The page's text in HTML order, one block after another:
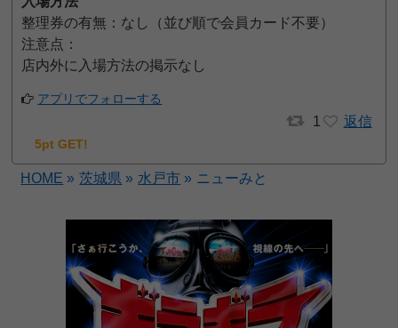
整理券の有無：なし（並び順で会員カード不要）
注意点：
店内外に入場方法の掲示なし
アプリでフォローする
1 返信
5pt GET!
HOME » 茨城県 » 水戸市 » ニューみと